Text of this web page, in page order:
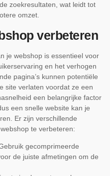
zoekresultaten, wat leidt tot
omzet.
verbeteren
je webshop is essentieel voor
en het verhogen
pagina’s kunnen potentiële
site verlaten voordat ze een
een belangrijke factor
een snelle website kan je
Er zijn verschillende
te verbeteren:
gecomprimeerde
de juiste afmetingen om de